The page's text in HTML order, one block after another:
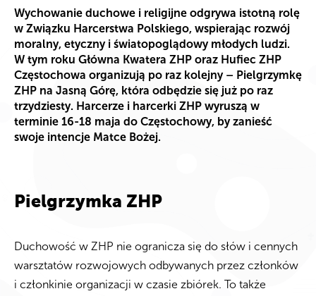
Wychowanie duchowe i religijne odgrywa istotną rolę
w Związku Harcerstwa Polskiego, wspierając rozwój
moralny, etyczny i światopoglądowy młodych ludzi.
W tym roku Główna Kwatera ZHP oraz Hufiec ZHP
Częstochowa organizują po raz kolejny – Pielgrzymkę
ZHP na Jasną Górę, która odbędzie się już po raz
trzydziesty. Harcerze i harcerki ZHP wyruszą w
terminie 16-18 maja do Częstochowy, by zanieść
swoje intencje Matce Bożej.
Pielgrzymka ZHP
Duchowość w ZHP nie ogranicza się do słów i cennych
warsztatów rozwojowych odbywanych przez członków
i członkinie organizacji w czasie zbiórek. To także